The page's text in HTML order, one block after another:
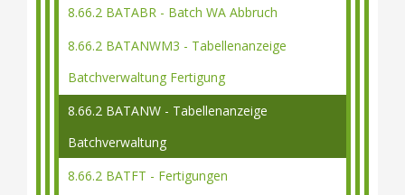
8.66.2 BATABR - Batch WA Abbruch
8.66.2 BATANWM3 - Tabellenanzeige
Batchverwaltung Fertigung
8.66.2 BATANW - Tabellenanzeige
Batchverwaltung
8.66.2 BATFT - Fertigungen